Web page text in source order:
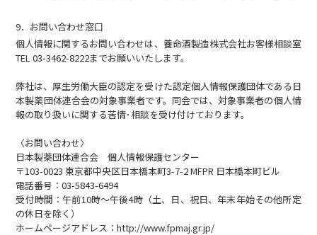
9．お問い合わせ窓口
個人情報に関するお問い合わせは、養命酒製造株式会社お客様相談室
TEL 03-3462-8222までお願いいたします。
弊社は、厚生労働大臣の認定を受けた認定個人情報保護団体である日
本製薬団体連合会の対象事業者です。同会では、対象事業者の個人情
報の取り扱いに関する苦情･相談を受け付けております。
〈お問い合わせ〉
日本製薬団体連合会 個人情報保護センター
〒103-0023 東京都中央区日本橋本町3-7-2 MFPR 日本橋本町ビル
電話番号：03-5843-6494
受付時間：午前10時〜午後4時（土、日、祝日、年末年始その他所定
の休日を除く）
ホームページアドレス：http://www.fpmaj.gr.jp/